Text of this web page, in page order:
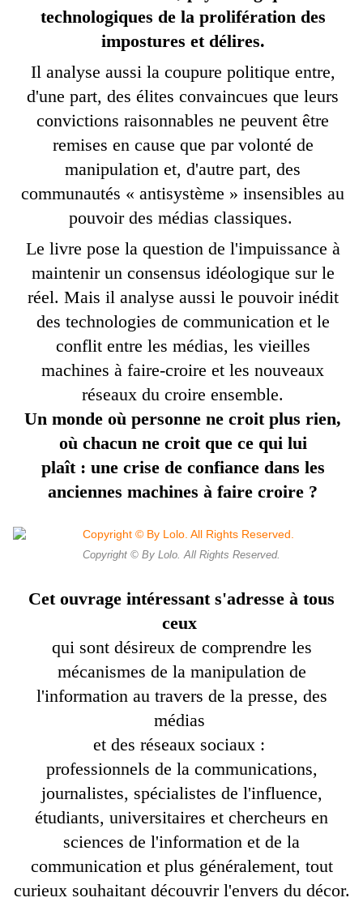
technologiques de la prolifération des
impostures et délires.
Il analyse aussi la coupure politique entre,
d'une part, des élites convaincues que leurs
convictions raisonnables ne peuvent être
remises en cause que par volonté de
manipulation et, d'autre part, des
communautés «antisystème » insensibles au
pouvoir des médias classiques.
Le livre pose la question de l'impuissance à
maintenir un consensus idéologique sur le
réel. Mais il analyse aussi le pouvoir inédit
des technologies de communication et le
conflit entre les médias, les vieilles
machines à faire-croire et les nouveaux
réseaux du croire ensemble.
Un monde où personne ne croit plus rien,
où chacun ne croit que ce qui lui
plaît : une crise de confiance dans les
anciennes machines à faire croire ?
Copyright © By Lolo. All Rights Reserved.
Cet ouvrage intéressant s'adresse à tous
ceux
qui sont désireux de comprendre les
mécanismes de la manipulation de
l'information au travers de la presse, des
médias
et des réseaux sociaux :
professionnels de la communications,
journalistes, spécialistes de l'influence,
étudiants, universitaires et chercheurs en
sciences de l'information et de la
communication et plus généralement, tout
curieux souhaitant découvrir l'envers du décor.